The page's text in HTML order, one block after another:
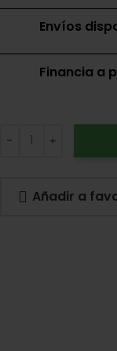
Envíos
Financia a
Añadir a